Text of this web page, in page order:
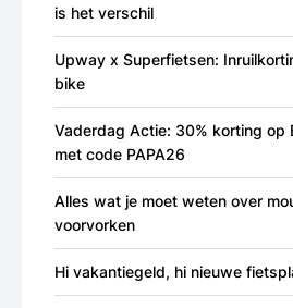
is het verschil
Upway x Superfietsen:
bike
Vaderdag Actie: 30% korting op
met code PAPA26
Alles wat je moet weten over
voorvorken
Hi vakantiegeld, hi nieuwe